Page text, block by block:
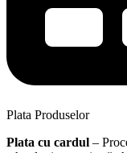
Plata Produselor
Plata cu cardul –